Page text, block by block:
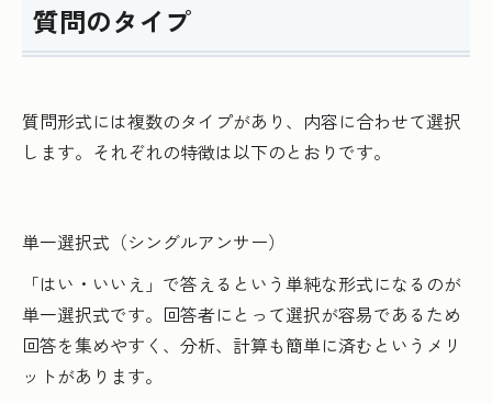
質問のタイプ
質問形式には複数のタイプがあり、内容に合わせて選択
します。それぞれの特徴は以下のとおりです。
単一選択式（シングルアンサー）
「はい・いいえ」で答えるという単純な形式になるのが
単一選択式です。回答者にとって選択が容易であるため
回答を集めやすく、分析、計算も簡単に済むというメリ
ットがあります。